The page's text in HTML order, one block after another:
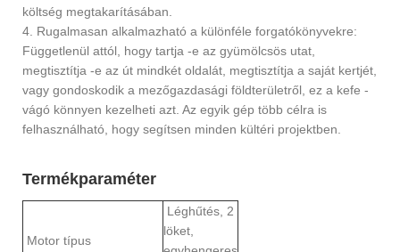
költség megtakarításában.
4. Rugalmasan alkalmazható a különféle forgatókönyvekre:
Függetlenül attól, hogy tartja -e az gyümölcsös utat,
megtisztítja -e az út mindkét oldalát, megtisztítja a saját kertjét,
vagy gondoskodik a mezőgazdasági földterületről, ez a kefe -
vágó könnyen kezelheti azt. Az egyik gép több célra is
felhasználható, hogy segítsen minden kültéri projektben.
Termékparaméter
Motor típus
Léghűtés, 2
löket,